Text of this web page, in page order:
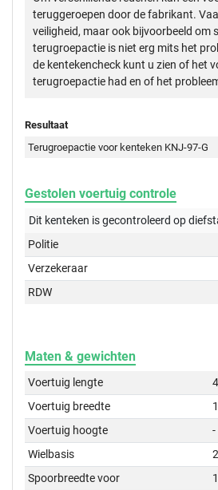
teruggeroepen door de fabrikant.
veiligheid, maar ook bijvoorbeeld om
terugroepactie is niet erg mits het
de kentekencheck kunt u zien of het
terugroepactie had en of het
Resultaat
Terugroepactie voor kenteken KNJ-97-G
Gestolen voertuig controle
Dit kenteken is gecontroleerd op
Politie
Verzekeraar
RDW
Maten & gewichten
Voertuig lengte
Voertuig breedte
Voertuig hoogte
-
Wielbasis
Spoorbreedte voor